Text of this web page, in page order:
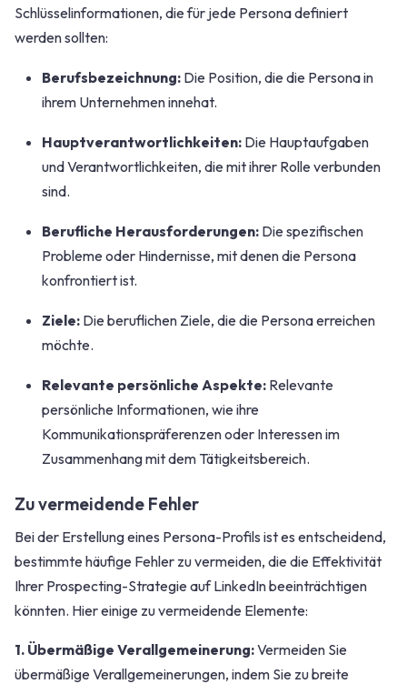
Schlüsselinformationen, die für jede Persona definiert
werden sollten:
Berufsbezeichnung: Die Position, die die Persona in
ihrem Unternehmen innehat.
Hauptverantwortlichkeiten: Die Hauptaufgaben
und Verantwortlichkeiten, die mit ihrer Rolle verbunden
sind.
Berufliche Herausforderungen: Die spezifischen
Probleme oder Hindernisse, mit denen die Persona
konfrontiert ist.
Ziele: Die beruflichen Ziele, die die Persona erreichen
möchte.
Relevante persönliche Aspekte: Relevante
persönliche Informationen, wie ihre
Kommunikationspräferenzen oder Interessen im
Zusammenhang mit dem Tätigkeitsbereich.
Zu vermeidende Fehler
Bei der Erstellung eines Persona-Profils ist es entscheidend,
bestimmte häufige Fehler zu vermeiden, die die Effektivität
Ihrer Prospecting-Strategie auf LinkedIn beeinträchtigen
könnten. Hier einige zu vermeidende Elemente:
1. Übermäßige Verallgemeinerung:Vermeiden Sie
übermäßige Verallgemeinerungen, indem Sie zu breite